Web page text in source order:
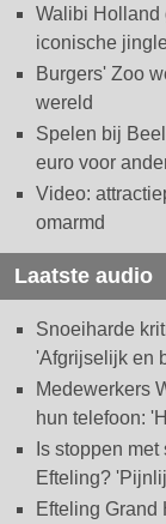
Walibi Holland
iconische
Burgers' Zoo
wereld
Spelen bij
euro voor
Video:
omarmd
Laatste audio
Snoeiharde
'Afgrijselijk en
Medewerkers
hun telefoon:
Is stoppen
Efteling?
Efteling Grand